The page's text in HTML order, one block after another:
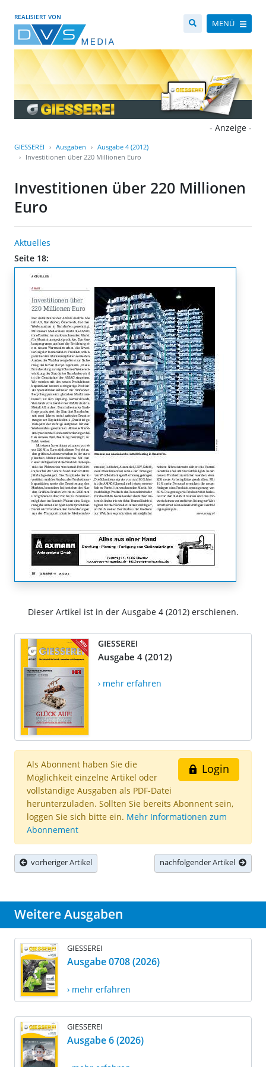
REALISIERT VON
MENÜ
- Anzeige -
GIESSEREI Ausgaben
Ausgabe 4 (2012)
Investitionen über 220 Millionen Euro
Investitionen über 220 Millionen
Euro
Aktuelles
Seite 18:
Dieser Artikel ist in der Ausgabe 4 (2012) erschienen.
GIESSEREI
Ausgabe 4 (2012)
› mehr erfahren
Login
Als Abonnent haben Sie die
Möglichkeit einzelne Artikel oder
vollständige Ausgaben als PDF-Datei
herunterzuladen. Sollten Sie bereits Abonnent sein,
loggen Sie sich bitte ein. Mehr Informationen zum
Abonnement
vorheriger Artikel nachfolgender Artikel
Weitere Ausgaben
GIESSEREI
Ausgabe 0708 (2026)
› mehr erfahren
GIESSEREI
Ausgabe 6 (2026)